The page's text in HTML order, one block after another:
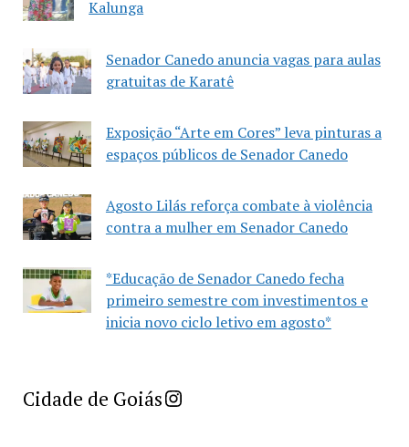
Kalunga
Senador Canedo anuncia vagas para aulas
gratuitas de Karatê
Exposição “Arte em Cores” leva pinturas a
espaços públicos de Senador Canedo
Agosto Lilás reforça combate à violência
contra a mulher em Senador Canedo
*Educação de Senador Canedo fecha
primeiro semestre com investimentos e
inicia novo ciclo letivo em agosto*
Cidade de GoiásImprensa Criativa da Cidade de Goiás